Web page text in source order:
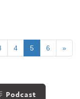
4 5 6 »